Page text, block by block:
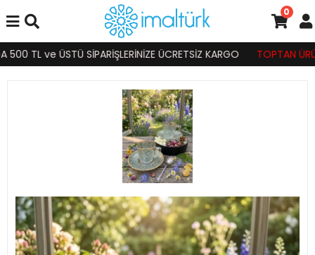
TL ve ÜSTÜ SİPARİŞLERİNİZE ÜCRETSİZ KARGO TOPTAN
0